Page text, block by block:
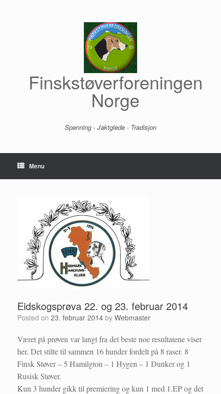
Finskstøverforeningen
Norge
Spenning - Jaktglede - Tradisjon
Menu
Eidskogsprøva 22. og 23. februar 2014
Posted on 23. februar 2014 by Webmaster
Været på prøven var langt fra det beste noe resultatene viser
her. Det stilte til sammen 16 hunder fordelt på 8 raser. 8
Finsk Støver – 5 Hamilgton – 1 Hygen – 1 Dunker og 1
Rusisk Støver.
Kun 3 hunder gikk til premiering og kun 1 med 1.EP og det